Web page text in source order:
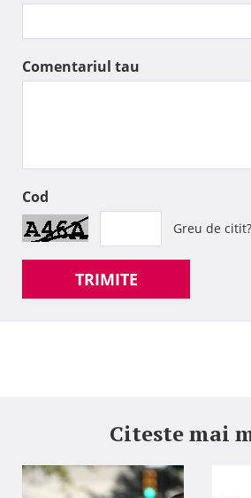
Comentariul tau
Cod
Greu de citit?
TRIMITE
Citeste mai